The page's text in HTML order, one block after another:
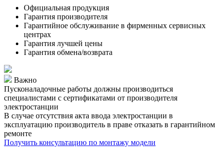
Официальная продукция
Гарантия производителя
Гарантийное обслуживание в фирменных сервисных
центрах
Гарантия лучшей цены
Гарантия обмена/возврата
Важно
Пусконаладочные работы должны производиться
специалистами с сертификатами от производителя
электростанции
В случае отсутствия акта ввода электростанции в
эксплуатацию производитель в праве отказать в гарантийном
ремонте
Получить консультацию по монтажу модели